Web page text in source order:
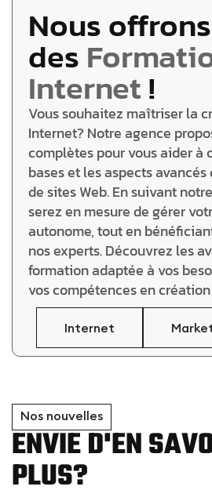
Nous
des
Internet!
Vous souhaitez maîtriser la
Internet? Notre agence
complètes pour vous aider à
bases et les aspects
de sites Web. En suivant
serez en mesure de gérer
autonome, tout en
nos experts. Découvrez les
formation adaptée à vos
vos compétences en
Internet
Nos nouvelles
ENVIE D'EN
PLUS?